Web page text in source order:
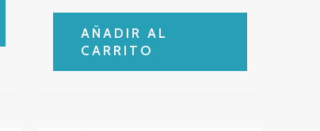
AÑADIR AL
CARRITO